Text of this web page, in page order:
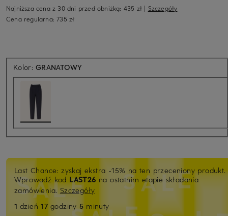
Najniższa cena z 30 dni przed obniżką: 435 zł | Szczegóły
Cena regularna:735 zł
Kolor:GRANATOWY
Last Chance: zyskaj ekstra -15% na ten przeceniony produkt.
Wprowadź kod LAST26 na ostatnim etapie składania
zamówienia. Szczegóły
1 dzień17 godziny 5 minuty